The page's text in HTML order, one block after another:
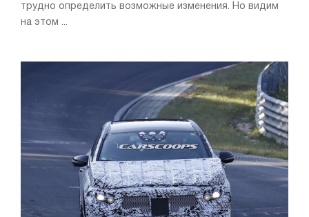
трудно определить возможные изменения. Но видим
на этом ...